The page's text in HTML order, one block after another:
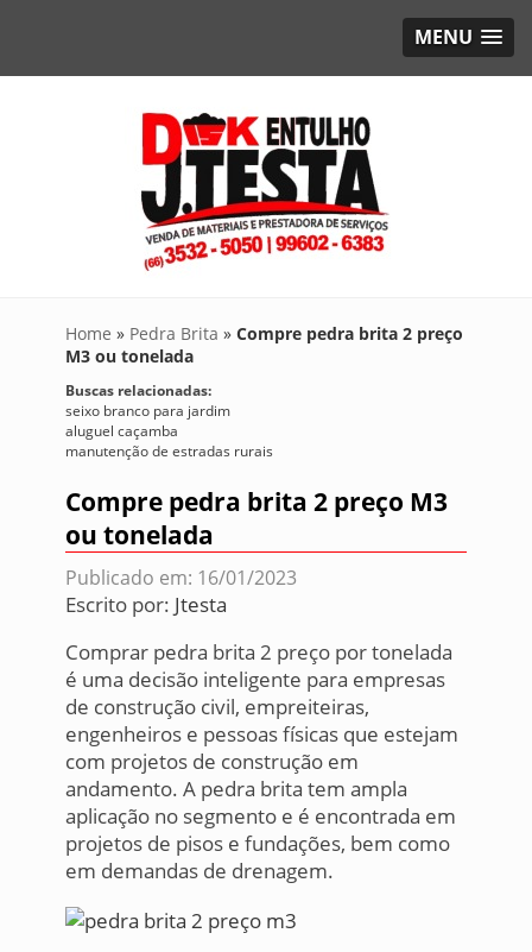
MENU
Home » Pedra Brita » Compre pedra brita 2 preço
M3 ou tonelada
Buscas relacionadas:
seixo branco para jardim
aluguel caçamba
manutenção de estradas rurais
Compre pedra brita 2 preço M3
ou tonelada
Publicado em: 16/01/2023
Escrito por: Jtesta
Comprar pedra brita 2 preço por tonelada
é uma decisão inteligente para empresas
de construção civil, empreiteiras,
engenheiros e pessoas físicas que estejam
com projetos de construção em
andamento. A pedra brita tem ampla
aplicação no segmento e é encontrada em
projetos de pisos e fundações, bem como
em demandas de drenagem.